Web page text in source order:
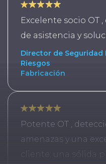
Excelente socio OT
de asistencia y
Director de
Riesgos
Fabricación
Potente OT ,
amenazas y una